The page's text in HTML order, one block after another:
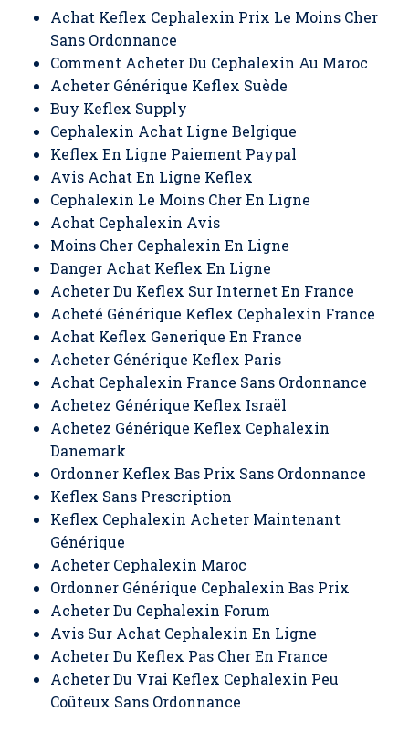
Achat Keflex Cephalexin Prix Le Moins Cher
Sans Ordonnance
Comment Acheter Du Cephalexin Au Maroc
Acheter Générique Keflex Suède
Buy Keflex Supply
Cephalexin Achat Ligne Belgique
Keflex En Ligne Paiement Paypal
Avis Achat En Ligne Keflex
Cephalexin Le Moins Cher En Ligne
Achat Cephalexin Avis
Moins Cher Cephalexin En Ligne
Danger Achat Keflex En Ligne
Acheter Du Keflex Sur Internet En France
Acheté Générique Keflex Cephalexin France
Achat Keflex Generique En France
Acheter Générique Keflex Paris
Achat Cephalexin France Sans Ordonnance
Achetez Générique Keflex Israël
Achetez Générique Keflex Cephalexin
Danemark
Ordonner Keflex Bas Prix Sans Ordonnance
Keflex Sans Prescription
Keflex Cephalexin Acheter Maintenant
Générique
Acheter Cephalexin Maroc
Ordonner Générique Cephalexin Bas Prix
Acheter Du Cephalexin Forum
Avis Sur Achat Cephalexin En Ligne
Acheter Du Keflex Pas Cher En France
Acheter Du Vrai Keflex Cephalexin Peu
Coûteux Sans Ordonnance